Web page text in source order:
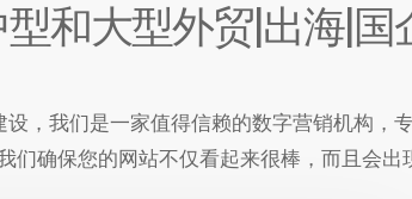
和大型外贸|出海|
，我们是一家值得信赖的数字营销机构，
们确保您的网站不仅看起来很棒，而且会